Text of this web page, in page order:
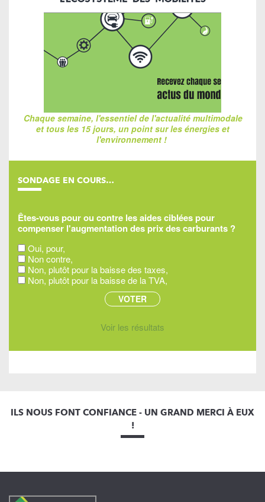
Chaque semaine, l'essentiel de l'actualité multimodale
et tous les 15 jours, un point sur les énergies et
l'environnement !
SONDAGE EN COURS…
Êtes-vous pour ou contre les aides ciblées pour
compenser l'augmentation des prix des carburants ?
Oui, pour,
Non contre,
Non, plutôt pour la baisse des taxes,
Non, plutôt pour la baisse de la TVA,
Voir les résultats
ILS NOUS FONT CONFIANCE - UN GRAND MERCI À EUX
!